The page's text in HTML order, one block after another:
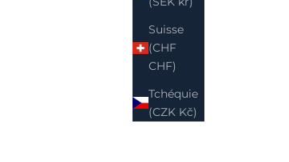
Suisse
(CHF
CHF)
Tchéquie
(CZK Kč)